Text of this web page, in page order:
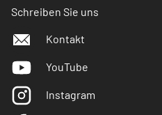
Schreiben Sie uns
Kontakt
YouTube
Instagram